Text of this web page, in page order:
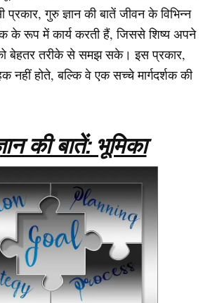
गुरु ज्ञान की बातें जीवन के विभिन्न
के रूप में कार्य करती हैं, जिससे शिष्य अपने
बेहतर तरीके से समझ सके। इस प्रकार,
नहीं होते, बल्कि वे एक सच्चे मार्गदर्शक की
की बातें: भूमिका